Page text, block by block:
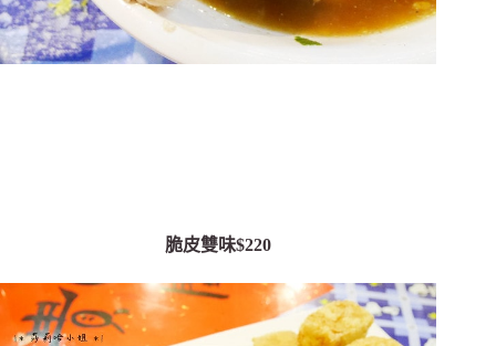
脆皮雙味$220